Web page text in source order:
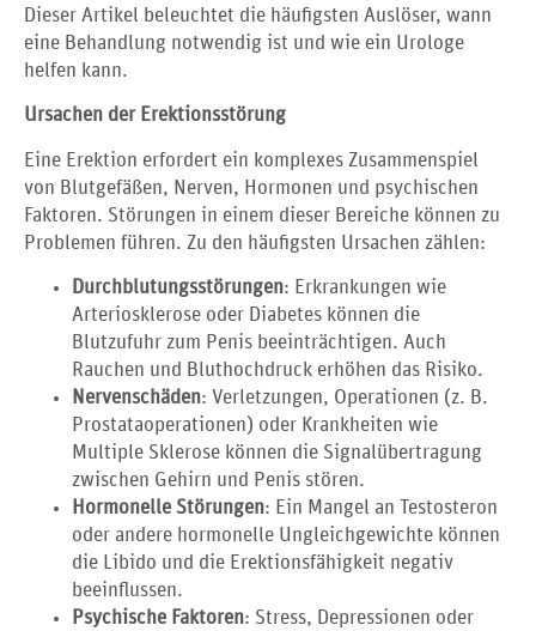
Dieser Artikel beleuchtet die häufigsten Auslöser, wann
eine Behandlung notwendig ist und wie ein Urologe
helfen kann.
Ursachen der Erektionsstörung
Eine Erektion erfordert ein komplexes Zusammenspiel
von Blutgefäßen, Nerven, Hormonen und psychischen
Faktoren. Störungen in einem dieser Bereiche können zu
Problemen führen. Zu den häufigsten Ursachen zählen:
Durchblutungsstörungen: Erkrankungen wie
Arteriosklerose oder Diabetes können die
Blutzufuhr zum Penis beeinträchtigen. Auch
Rauchen und Bluthochdruck erhöhen das Risiko.
Nervenschäden: Verletzungen, Operationen (z. B.
Prostataoperationen) oder Krankheiten wie
Multiple Sklerose können die Signalübertragung
zwischen Gehirn und Penis stören.
Hormonelle Störungen: Ein Mangel an Testosteron
oder andere hormonelle Ungleichgewichte können
die Libido und die Erektionsfähigkeit negativ
beeinflussen.
Psychische Faktoren: Stress, Depressionen oder